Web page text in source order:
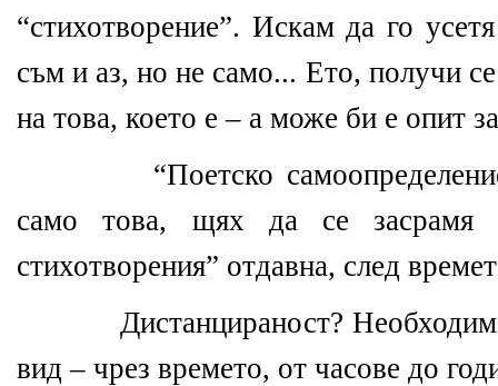
“стихотворение”. Искам да го
съм и аз, но не само... Ето, получи
на това, което е – а може би е опит
“Поетско
само това, щях да се
стихотворения” отдавна, след
Дистанцираност?
вид – чрез времето, от часове до